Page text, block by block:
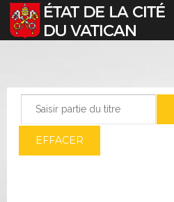
Sélectionnez votre langue
EFFACER